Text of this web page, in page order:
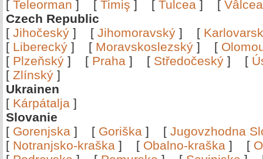
[ Teleorman ] [ Timiş ] [ Tulcea ] [
Czech Republic
[ Jihočeský ] [ Jihomoravský ] [
[ Liberecký ] [ Moravskoslezský ] [
[ Plzeňský ] [ Praha ] [ Středočeský ] [
[ Zlínský ]
Ukrainen
[ Kárpátalja ]
Slovanie
[ Gorenjska ] [ Goriška ] [ Jugovzhodna
[ Notranjsko-kraška ] [ Obalno-kraška ] [